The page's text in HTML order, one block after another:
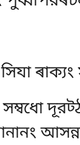
সম্বধো